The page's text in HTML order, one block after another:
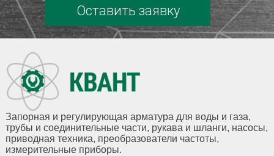
Оставить заявку
Запорная и регулирующая арматура для воды и газа,
трубы и соединительные части, рукава и шланги, насосы,
приводная техника, преобразователи частоты,
измерительные приборы.